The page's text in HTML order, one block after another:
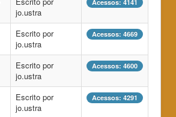
jo.ustra
Acessos: 4141
Escrito por
jo.ustra
Acessos: 4669
Escrito por
jo.ustra
Acessos: 4600
Escrito por
jo.ustra
Acessos: 4291